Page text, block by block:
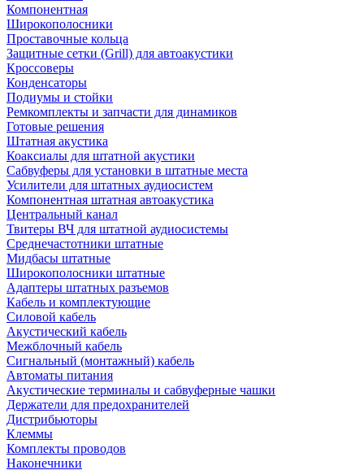
Компонентная
Широкополосники
Проставочные кольца
Защитные сетки (Grill) для автоакустики
Кроссоверы
Конденсаторы
Подиумы и стойки
Ремкомплекты и запчасти для динамиков
Готовые решения
Штатная акустика
Коаксиалы для штатной акустики
Сабвуферы для установки в штатные места
Усилители для штатных аудиосистем
Компонентная штатная автоакустика
Центральный канал
Твитеры ВЧ для штатной аудиосистемы
Среднечастотники штатные
Мидбасы штатные
Широкополосники штатные
Адаптеры штатных разъемов
Кабель и комплектующие
Силовой кабель
Акустический кабель
Межблочный кабель
Сигнальный (монтажный) кабель
Автоматы питания
Акустические терминалы и сабвуферные чашки
Держатели для предохранителей
Дистрибьюторы
Клеммы
Комплекты проводов
Наконечники